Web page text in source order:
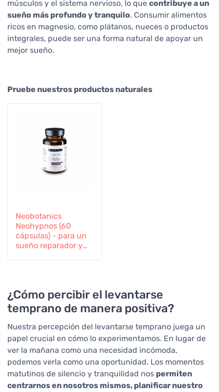
músculos y el sistema nervioso, lo que contribuye a un
sueño más profundo y tranquilo. Consumir alimentos
ricos en magnesio, como plátanos, nueces o productos
integrales, puede ser una forma natural de apoyar un
mejor sueño.
Pruebe nuestros productos naturales
Neobotanics
Neohypnos (60
cápsulas) - para un
sueño reparador y
¿Cómo percibir el levantarse
temprano de manera positiva?
Nuestra percepción del levantarse temprano juega un
papel crucial en cómo lo experimentamos. En lugar de
ver la mañana como una necesidad incómoda,
podemos verla como una oportunidad. Los momentos
matutinos de silencio y tranquilidad nos permiten
centrarnos en nosotros mismos, planificar nuestro